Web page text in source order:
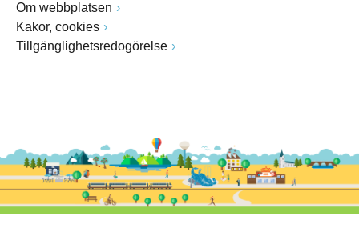
Om webbplatsen
Kakor, cookies
Tillgänglighetsredogörelse